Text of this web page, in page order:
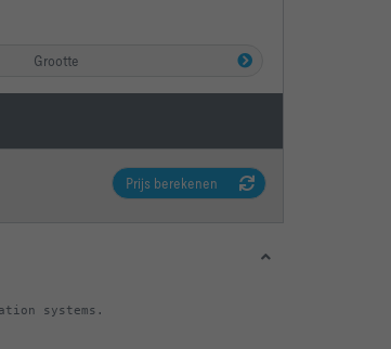
Grootte
Prijs berekenen